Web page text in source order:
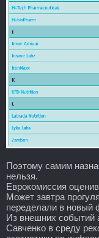
Поэтому самим
нельзя.
Еврокомиссия
Может завтра
переделали в новый
Из внешних событий
Савченко в среду